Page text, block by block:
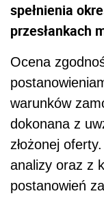
spełnienia
przesłankach
Ocena
warunków
dokonana z
złożonej
analizy oraz z
postanowień